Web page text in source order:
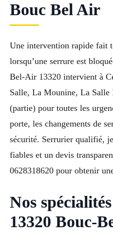
Bouc Bel Air
Une intervention rapide fait
lorsqu’une serrure est
Bel-Air 13320 intervient à
Salle, La Mounine, La Salle
(partie) pour toutes les
porte, les changements de
sécurité. Serrurier qualifié,
fiables et un devis
0628318620 pour obtenir
Nos
13320 Bouc-